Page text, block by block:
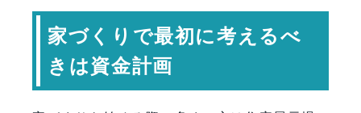
家づくりで最初に考えるべ
きは資金計画